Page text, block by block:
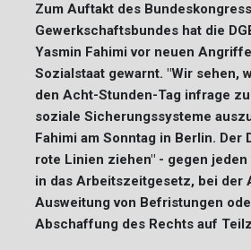
Zum Auftakt des
Gewerkschaftsbundes hat die
Yasmin Fahimi vor neuen
Sozialstaat gewarnt. "Wir sehen,
den Acht-Stunden-Tag infrage
soziale Sicherungssysteme
Fahimi am Sonntag in Berlin. Der
rote Linien ziehen" - gegen
in das Arbeitszeitgesetz, bei der
Ausweitung von Befristungen
Abschaffung des Rechts auf